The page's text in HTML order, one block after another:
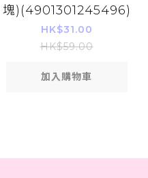
塊)(4901301245496)
HK$31.00
HK$59.00
加入購物車